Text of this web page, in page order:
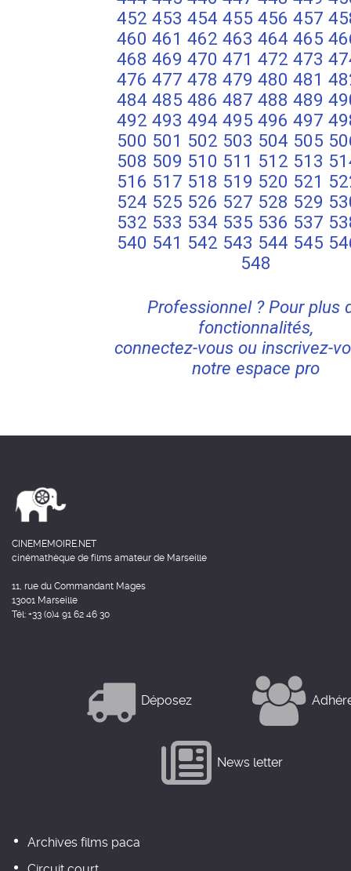
452 453 454 455 456 457
460 461 462 463 464 465
468 469 470 471 472 473
476 477 478 479 480 481
484 485 486 487 488 489
492 493 494 495 496 497
500 501 502 503 504 505
508 509 510 511 512 513
516 517 518 519 520 521
524 525 526 527 528 529
532 533 534 535 536 537
540 541 542 543 544 545
548
Professionnel ? Pour plus
fonctionnalités,
connectez-vous ou inscrivez-
notre espace pro
CINEMEMOIRE.NET
cinémathèque de films amateur de Marseille
11, rue du Commandant Mages
13001 Marseille
Tél: +33 (0)4 91 62 46 30
Déposez
News letter
Archives films paca